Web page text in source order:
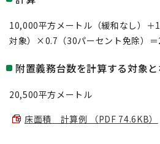
10,000平方メートル（緩和なし）＋
対象）×0.7（30パーセント免除）
附置義務台数を計算する対象
20,500平方メートル
床面積 計算例 （PDF 74.6KB）